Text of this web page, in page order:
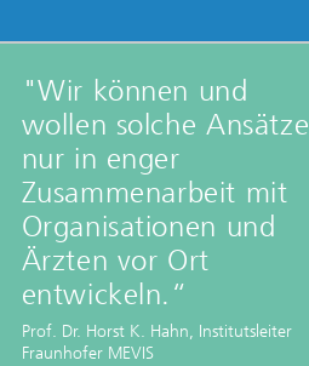
"Wir können und
wollen solche Ansätze
nur in enger
Zusammenarbeit mit
Organisationen und
Ärzten vor Ort
entwickeln.“
Prof. Dr. Horst K. Hahn, Institutsleiter
Fraunhofer MEVIS